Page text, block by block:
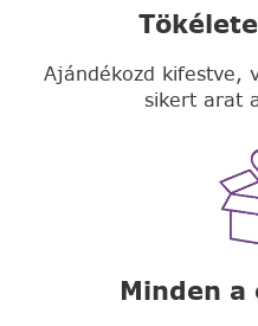
Ajándékozd kifestve,
sikert arat
Minden a